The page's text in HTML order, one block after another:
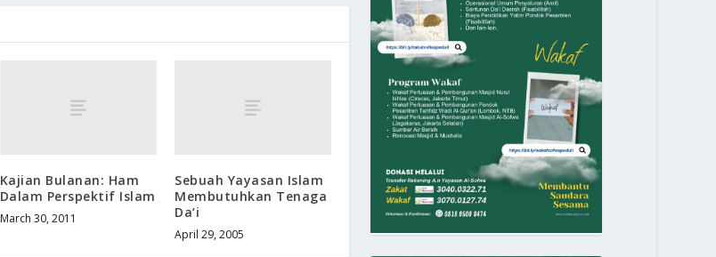
Kajian Bulanan: Ham
Dalam Perspektif Islam
March 30, 2011
Sebuah Yayasan Islam
Membutuhkan Tenaga
Da’i
April 29, 2005